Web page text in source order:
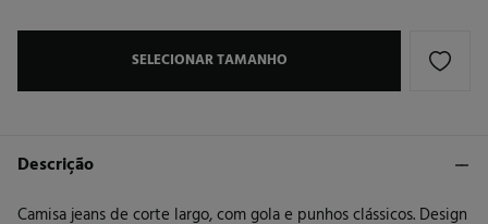
SELECIONAR TAMANHO
Descrição
Camisa jeans de corte largo, com gola e punhos clássicos. Design